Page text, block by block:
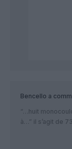
Bencello a
“…huit
à…” il s’agit de